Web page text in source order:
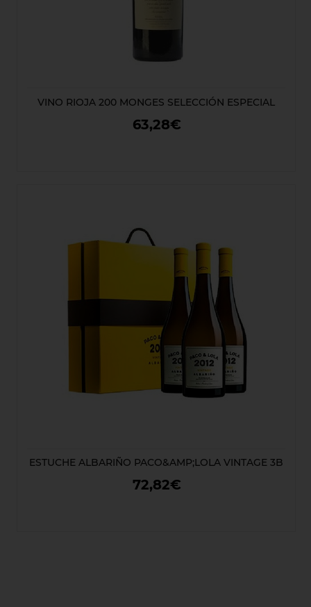
VINO RIOJA 200 MONGES SELECCIÓN ESPECIAL
63,28€
ESTUCHE ALBARIÑO PACO&AMP;LOLA VINTAGE 3B
72,82€